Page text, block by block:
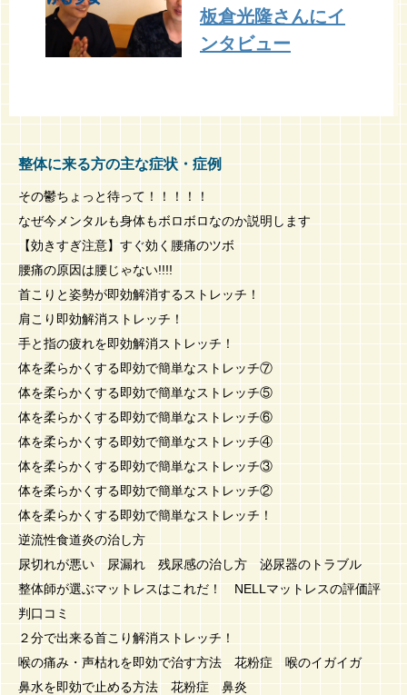
板倉光隆さんにイ
ンタビュー
整体に来る方の主な症状・症例
その鬱ちょっと待って！！！！！
なぜ今メンタルも身体もボロボロなのか説明します
【効きすぎ注意】すぐ効く腰痛のツボ
腰痛の原因は腰じゃない!!!!
首こりと姿勢が即効解消するストレッチ！
肩こり即効解消ストレッチ！
手と指の疲れを即効解消ストレッチ！
体を柔らかくする即効で簡単なストレッチ⑦
体を柔らかくする即効で簡単なストレッチ⑤
体を柔らかくする即効で簡単なストレッチ⑥
体を柔らかくする即効で簡単なストレッチ④
体を柔らかくする即効で簡単なストレッチ③
体を柔らかくする即効で簡単なストレッチ②
体を柔らかくする即効で簡単なストレッチ！
逆流性食道炎の治し方
尿切れが悪い 尿漏れ 残尿感の治し方 泌尿器のトラブル
整体師が選ぶマットレスはこれだ！ NELLマットレスの評価評
判口コミ
２分で出来る首こり解消ストレッチ！
喉の痛み・声枯れを即効で治す方法 花粉症 喉のイガイガ
鼻水を即効で止める方法 花粉症 鼻炎